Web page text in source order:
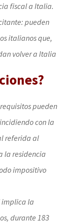
fiscal a Italia.
pueden
italianos que,
volver a Italia
pueden
con la
referida al
la residencia
impositivo
implica la
durante 183